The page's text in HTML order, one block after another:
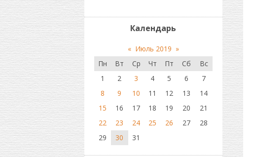
Календарь
« Июль 2019 »
Пн
Вт Ср Чт Пт Сб
Вс
1
2 3 4 5 6
7
8
9 10 11 12 13
14
15
16 17 18 19 20
21
22
23 24 25 26 27
28
29
30 31